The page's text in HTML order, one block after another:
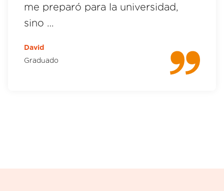
me preparó para la universidad,
sino …
David
Graduado